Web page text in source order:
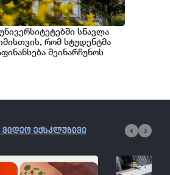
სწავლა
რომ სტუდენტმა
შეინარჩუნოს
ვიდეო ექსკლუზივი